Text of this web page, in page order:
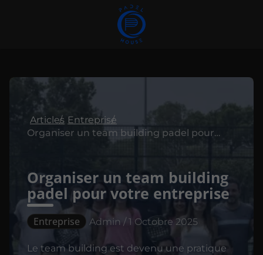
Articles Entreprise
Organiser un team building padel pour votre entreprise
Organiser un team building
padel pour votre entreprise
Entreprise Admin / 1 Octobre 2025
Le team building est devenu une pratique